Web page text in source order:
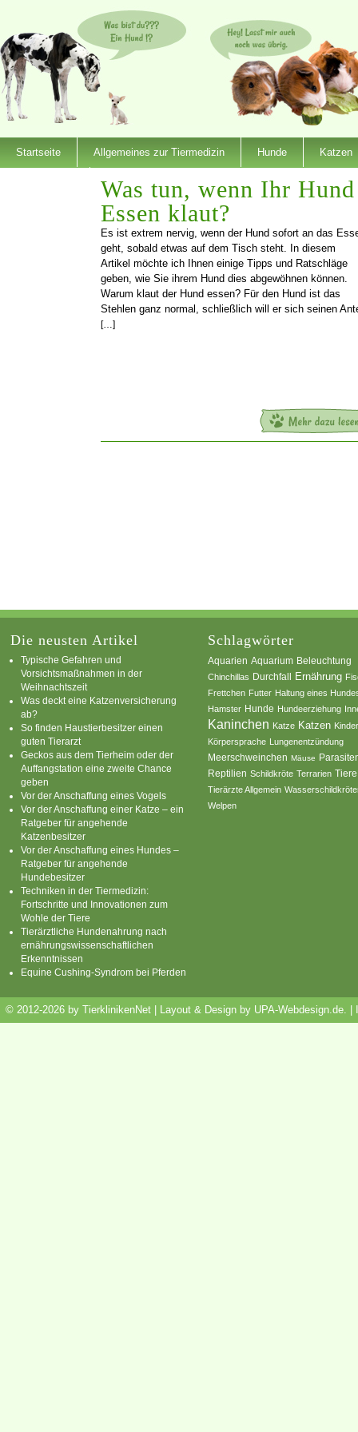
Startseite Allgemeines zur Tiermedizin Hunde Katzen
Was tun, wenn Ihr Hund
Essen klaut?
Es ist extrem nervig, wenn der Hund sofort an das
geht, sobald etwas auf dem Tisch steht. In diesem
Artikel möchte ich Ihnen einige Tipps und Ratschläge
geben, wie Sie ihrem Hund dies abgewöhnen können.
Warum klaut der Hund essen? Für den Hund ist das
Stehlen ganz normal, schließlich will er sich seinen
[…]
Die neusten Artikel
Typische Gefahren und
Vorsichtsmaßnahmen in der
Weihnachtszeit
Was deckt eine Katzenversicherung
ab?
So finden Haustierbesitzer einen
guten Tierarzt
Geckos aus dem Tierheim oder der
Auffangstation eine zweite Chance
geben
Vor der Anschaffung eines Vogels
Vor der Anschaffung einer Katze – ein
Ratgeber für angehende
Katzenbesitzer
Vor der Anschaffung eines Hundes –
Ratgeber für angehende
Hundebesitzer
Techniken in der Tiermedizin:
Fortschritte und Innovationen zum
Wohle der Tiere
Tierärztliche Hundenahrung nach
ernährungswissenschaftlichen
Erkenntnissen
Equine Cushing-Syndrom bei Pferden
Schlagwörter
Aquarien Aquarium Beleuchtung
Chinchillas Durchfall Ernährung
Frettchen Futter Haltung eines
Hamster Hunde Hundeerziehung
Kaninchen Katze Katzen
Körpersprache Lungenentzündung
Meerschweinchen Mäuse
Reptilien Schildkröte Terrarien Tiere
Tierärzte Allgemein
Welpen
© 2012-2026 by TierklinikenNet | Layout & Design by UPA-Webdesign.de.